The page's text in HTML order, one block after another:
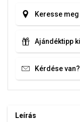
Keresse
Ajándéktipp
Kérdése van?
Leírás